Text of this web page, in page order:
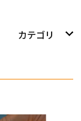
カテゴリ